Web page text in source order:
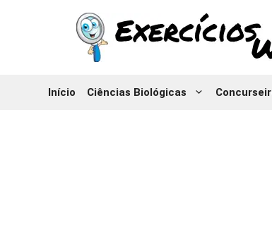
Início Ciências Biológicas